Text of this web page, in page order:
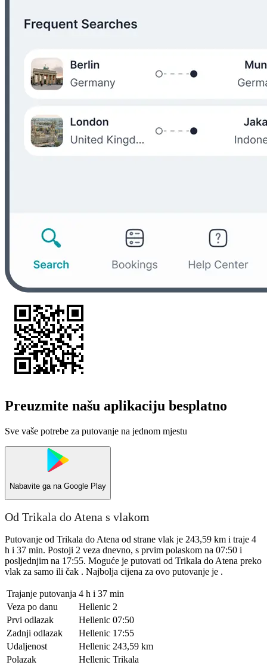
Preuzmite našu aplikaciju besplatno
Sve vaše potrebe za putovanje na jednom mjestu
Nabavite ga na Google Play
Od Trikala do Atena s vlakom
Putovanje od Trikala do Atena od strane vlak je 243,59 km i traje 4
h i 37 min. Postoji 2 veza dnevno, s prvim polaskom na 07:50 i
posljednjim na 17:55. Moguće je putovati od Trikala do Atena preko
vlak za samo ili čak . Najbolja cijena za ovo putovanje je .
Trajanje putovanja 4 h i 37 min
Veza po danu
Hellenic 2
Prvi odlazak
Hellenic 07:50
Zadnji odlazak
Hellenic 17:55
Udaljenost
Hellenic 243,59 km
Polazak
Hellenic Trikala